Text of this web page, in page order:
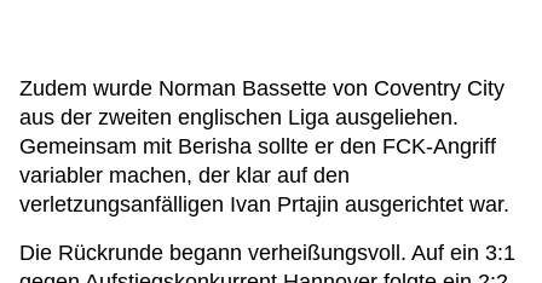
Zudem wurde Norman Bassette von Coventry City
aus der zweiten englischen Liga ausgeliehen.
Gemeinsam mit Berisha sollte er den FCK-Angriff
variabler machen, der klar auf den
verletzungsanfälligen Ivan Prtajin ausgerichtet war.
Die Rückrunde begann verheißungsvoll. Auf ein 3:1